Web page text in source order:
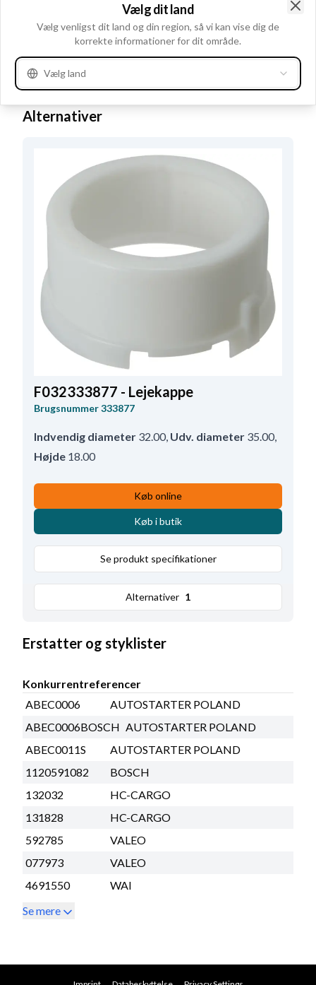
Materiale
Plast
Udv. diameter
35.00
Højde
15.00
Alternativer
F032333877 - Lejekappe
Brugsnummer333877
Indvendig diameter 32.00, Udv. diameter 35.00,
Højde 18.00
Køb online
Køb i butik
Se produkt specifikationer
Alternativer 1
Erstatter og styklister
Konkurrentreferencer
ABEC0006
AUTOSTARTER POLAND
ABEC0006BOSCH AUTOSTARTER POLAND
ABEC0011S
AUTOSTARTER POLAND
1120591082
BOSCH
132032
HC-CARGO
131828
HC-CARGO
592785
VALEO
077973
VALEO
4691550
WAI
Se mere
Vælg dit land
Vælg venligst dit land og din region, så vi kan vise dig de
korrekte informationer for dit område.
Vælg land